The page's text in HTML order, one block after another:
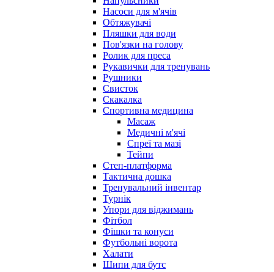
Насоси для м'ячів
Обтяжувачі
Пляшки для води
Пов'язки на голову
Ролик для преса
Рукавички для тренувань
Рушники
Свисток
Скакалка
Спортивна медицина
Масаж
Медичні м'ячі
Спреї та мазі
Тейпи
Степ-платформа
Тактична дошка
Тренувальний інвентар
Турнік
Упори для віджимань
Фітбол
Фішки та конуси
Футбольні ворота
Халати
Шипи для бутс